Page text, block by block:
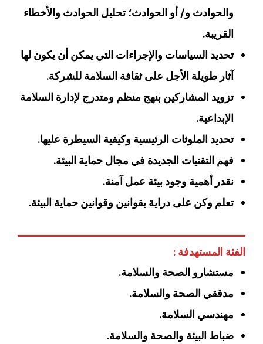
والحوادث و/ أو الحوادث؛ تحليل الحوادث والأخطاء
القريبة‏‏.
تحديد السياسات والإجراءات التي يمكن أن يكون لها
آثار طويلة الأجل على ثقافة السلامة للشركة‏‏.
تزويد المشاركين بنهج منظم ومتدرج لإدارة السلامة
الإبداعية‏‏.
تحديد الملوثات الرئيسية وكيفية السيطرة عليها‏‏.
فهم التقنيات الجديدة في مجال حماية البيئة‏‏.
نقدر أهمية وجود بيئة عمل آمنة‏‏.
تعلم وكن على دراية بقوانين وقوانين حماية البيئة‏.
الفئة المستهدفة :
مستشارو الصحة والسلامة.
مدققي الصحة والسلامة.
مهندسي السلامة.
ضباط البيئة والصحة والسلامة.